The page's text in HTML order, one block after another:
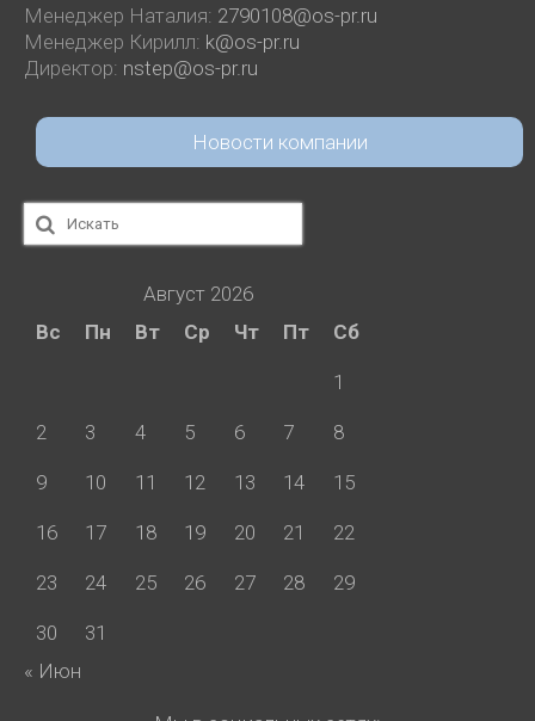
Менеджер Наталия: 2790108@os-pr.ru
Менеджер Кирилл: k@os-pr.ru
Директор: nstep@os-pr.ru
Новости компании
Искать:
Август 2026
Вс
Пн Вт Ср Чт Пт Сб
1
2 3 4 5 6 7 8
9 10 11 12 13 14 15
16 17 18 19 20 21 22
23 24 25 26 27 28 29
30
31
« Июн